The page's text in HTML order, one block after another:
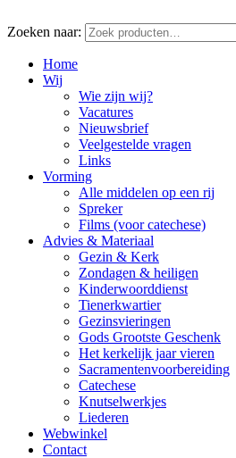
Zoeken naar:
Home
Wij
Wie zijn wij?
Vacatures
Nieuwsbrief
Veelgestelde vragen
Links
Vorming
Alle middelen op een rij
Spreker
Films (voor catechese)
Advies & Materiaal
Gezin & Kerk
Zondagen & heiligen
Kinderwoorddienst
Tienerkwartier
Gezinsvieringen
Gods Grootste Geschenk
Het kerkelijk jaar vieren
Sacramentenvoorbereiding
Catechese
Knutselwerkjes
Liederen
Webwinkel
Contact